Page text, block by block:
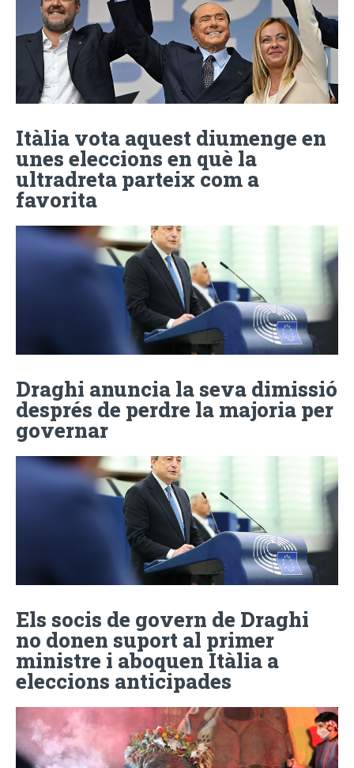
Itàlia vota aquest diumenge en
unes eleccions en què la
ultradreta parteix com a
favorita
Draghi anuncia la seva dimissió
després de perdre la majoria per
governar
Els socis de govern de Draghi
no donen suport al primer
ministre i aboquen Itàlia a
eleccions anticipades